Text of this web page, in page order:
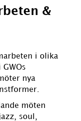
&
i olika
nya
möten
soul,